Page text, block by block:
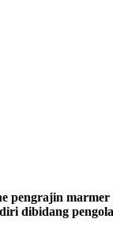
pengrajin
dibidang